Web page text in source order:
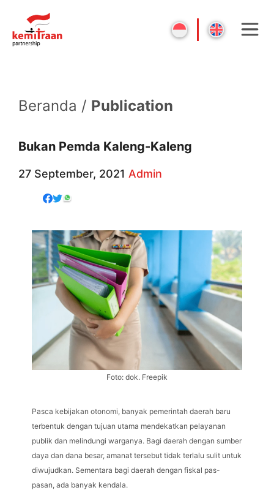
Beranda / Publication
Bukan Pemda Kaleng-Kaleng
27 September, 2021 Admin
Foto: dok. Freepik
Pasca kebijakan otonomi, banyak pemerintah daerah baru
terbentuk dengan tujuan utama mendekatkan pelayanan
publik dan melindungi warganya. Bagi daerah dengan sumber
daya dan dana besar, amanat tersebut tidak terlalu sulit untuk
diwujudkan. Sementara bagi daerah dengan fiskal pas-
pasan, ada banyak kendala.